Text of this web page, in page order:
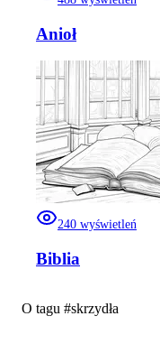
Anioł
240 wyświetleń
Biblia
O tagu #skrzydła